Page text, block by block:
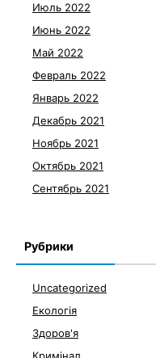
Июль 2022
Июнь 2022
Май 2022
Февраль 2022
Январь 2022
Декабрь 2021
Ноябрь 2021
Октябрь 2021
Сентябрь 2021
Рубрики
Uncategorized
Екологія
Здоров'я